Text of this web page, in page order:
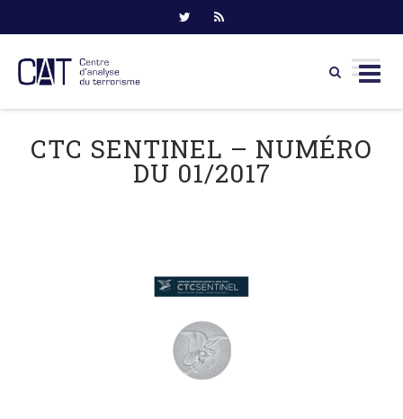
content
CTC SENTINEL – NUMÉRO
DU 01/2017